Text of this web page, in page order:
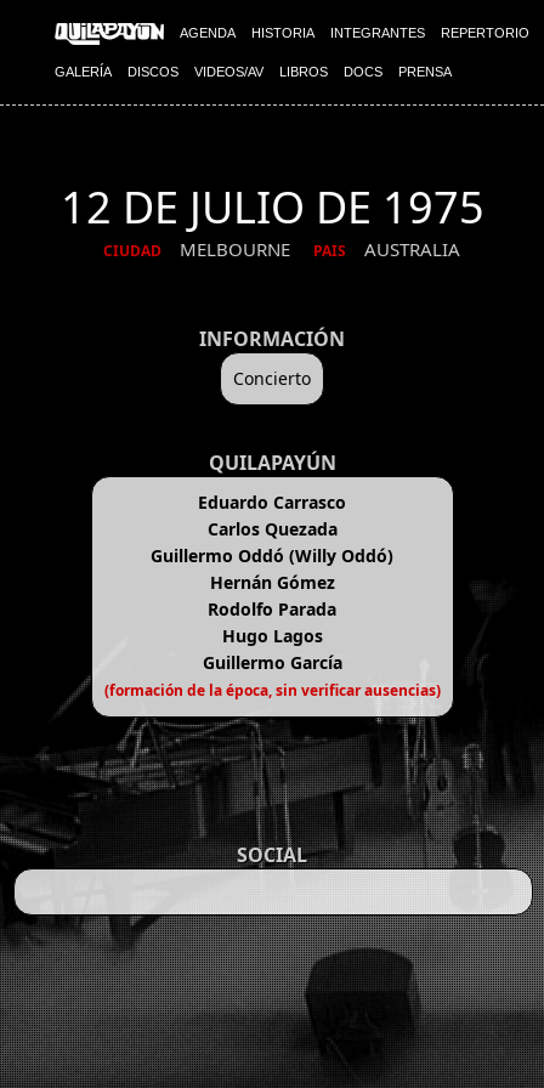
AGENDA HISTORIA INTEGRANTES REPERTORIO
GALERÍA DISCOS VIDEOS/AV LIBROS DOCS PRENSA
12 DE JULIO DE 1975
CIUDAD MELBOURNE PAIS AUSTRALIA
INFORMACIÓN
Concierto
QUILAPAYÚN
Eduardo Carrasco
Carlos Quezada
Guillermo Oddó (Willy Oddó)
Hernán Gómez
Rodolfo Parada
Hugo Lagos
Guillermo García
(formación de la época, sin verificar ausencias)
SOCIAL